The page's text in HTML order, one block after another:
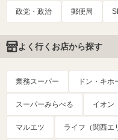
政党・政治 郵便局
よく行くお店から探す
業務スーパー ドン・キホ
スーパーみらべる イオン
マルエツ ライフ（関西エ